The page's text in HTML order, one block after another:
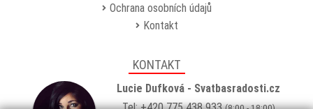
Ochrana osobních údajů
Kontakt
KONTAKT
Lucie Dufková - Svatbasradosti.cz